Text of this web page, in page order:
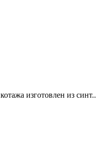
изготовлен из синт..